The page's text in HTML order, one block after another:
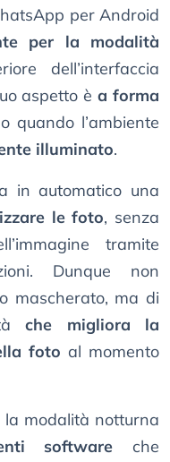
per Android
per la modalità
dell’interfaccia
aspetto èa forma
quando l’ambiente
illuminato.
in automatico una
le foto, senza
tramite
Dunque non
mascherato, ma di
che migliora la
foto al momento
la modalità notturna
software che